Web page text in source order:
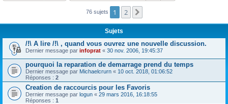
c
r
76 sujets 1 2
Sujets
/!\ A lire /!\ , quand vous ouvrez une nouvelle discussion.
Dernier message par infoprat « 30 nov. 2006, 19:45:37
pourquoi la reparation de demarrage prend du temps
Dernier message par Michaelcrurn « 10 oct. 2018, 01:06:52
Réponses : 2
Creation de raccourcis pour les Favoris
Dernier message par logun « 29 mars 2016, 16:18:55
Réponses : 1